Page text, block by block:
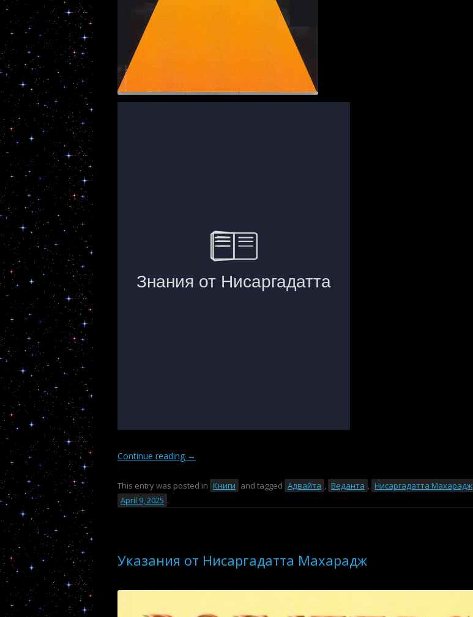
Continue reading →
This entry was posted in Книги and tagged Адвайта , Веданта , Нисаргадатта Махарадж
April 9, 2025 .
Указания от Нисаргадатта Махарадж